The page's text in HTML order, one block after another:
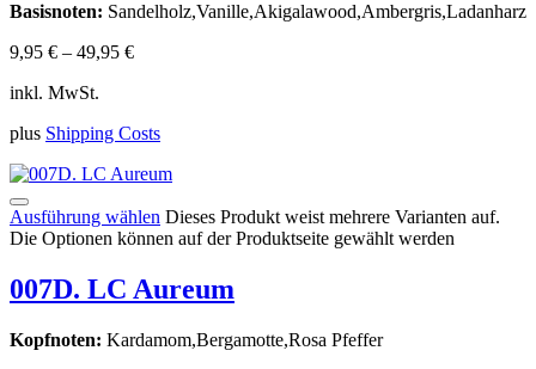
Basisnoten: Sandelholz,Vanille,Akigalawood,Ambergris,Ladanharz
9,95 € – 49,95 €
inkl. MwSt.
plus Shipping Costs
Ausführung wählen Dieses Produkt weist mehrere Varianten auf.
Die Optionen können auf der Produktseite gewählt werden
007D. LC Aureum
Kopfnoten: Kardamom,Bergamotte,Rosa Pfeffer